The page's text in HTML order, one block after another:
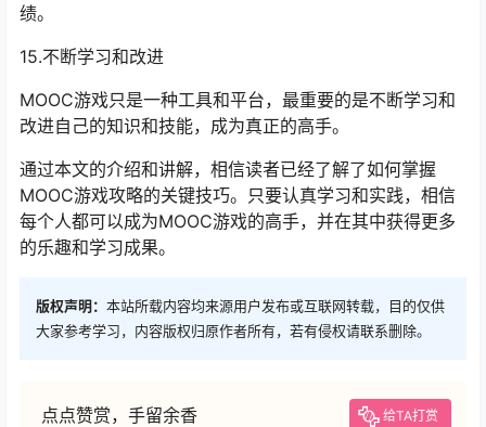
绩。
15.不断学习和改进
MOOC游戏只是一种工具和平台，最重要的是不断学习和
改进自己的知识和技能，成为真正的高手。
通过本文的介绍和讲解，相信读者已经了解了如何掌握
MOOC游戏攻略的关键技巧。只要认真学习和实践，相信
每个人都可以成为MOOC游戏的高手，并在其中获得更多
的乐趣和学习成果。
版权声明： 本站所载内容均来源用户发布或互联网转载，目的仅供
大家参考学习，内容版权归原作者所有，若有侵权请联系删除。
点点赞赏，手留余香 给TA打赏